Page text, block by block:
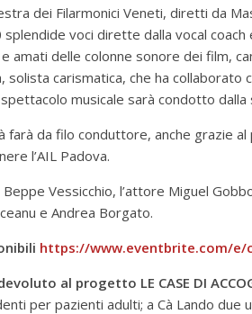
dei Filarmonici Veneti, diretti da
voci dirette dalla vocal coach
amati delle colonne sonore dei film,
solista carismatica, che ha
musicale sarà condotto dalla
farà da filo conduttore, anche grazie
l’AIL Padova.
Vessicchio, l’attore Miguel
e Andrea Borgato.
https://www.eventbrite.com/
al progetto LE CASE DI
per pazienti adulti; a Cà Lando